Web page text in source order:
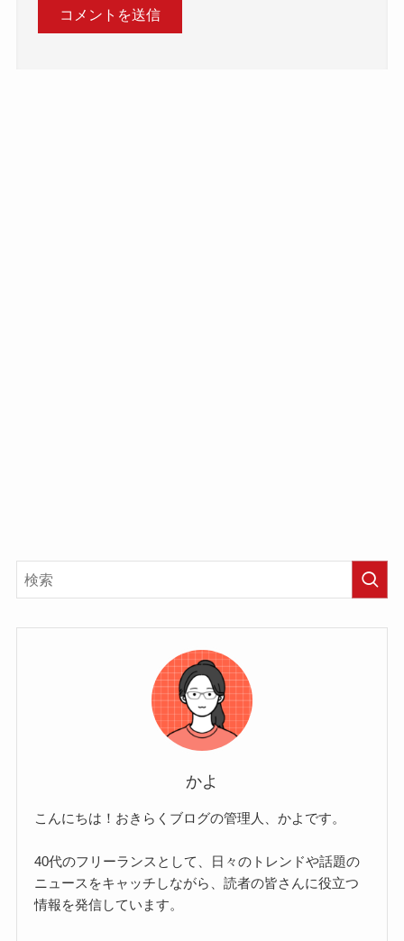
かよ
こんにちは！おきらくブログの管理人、かよです。
40代のフリーランスとして、日々のトレンドや話題の
ニュースをキャッチしながら、読者の皆さんに役立つ
情報を発信しています。